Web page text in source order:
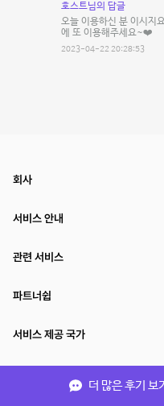
호스트님의 답글
오늘 이용하신 분 이시지
에 또 이용해주세요~❤️
2023-04-22 20:28:53
더 많은 후기 보기
회사
서비스 안내
관련 서비스
파트너쉽
서비스 제공 국가
(주)NSPACE 사업자정보